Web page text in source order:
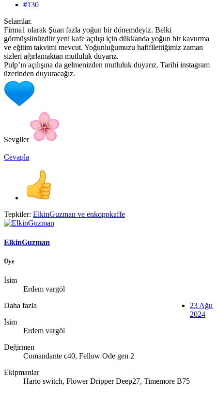
#130
Selamlar.
Firma1 olarak Şuan fazla yoğun bir dönemdeyiz. Belki
görmüşsünüzdür yeni kafe açılışı için dükkanda yoğun bir kavurma
ve eğitim takvimi mevcut. Yoğunluğumuzu hafifllettiğimiz zaman
sizleri ağırlamaktan mutluluk duyarız.
Pulp’ın açılışına da gelmenizden mutluluk duyarız. Tarihi instagram
üzerinden duyuracağız.
Sevgiler
Cevapla
Tepkiler: ElkinGuzman ve enkoppkaffe
ElkinGuzman
Üye
İsim
Erdem vargöl
Daha fazla
İsim
Erdem vargöl
Değirmen
Comandante c40, Fellow Ode gen 2
Ekipmanlar
Hario switch, Flower Dripper Deep27, Timemore B75
23 Ağu
2024